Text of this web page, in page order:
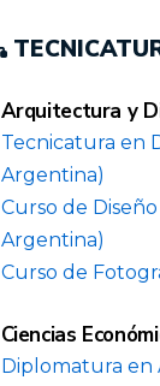
Arquitectura y
Tecnicatura en
Argentina)
Curso de
Argentina)
Curso de
Ciencias
Diplomatura en